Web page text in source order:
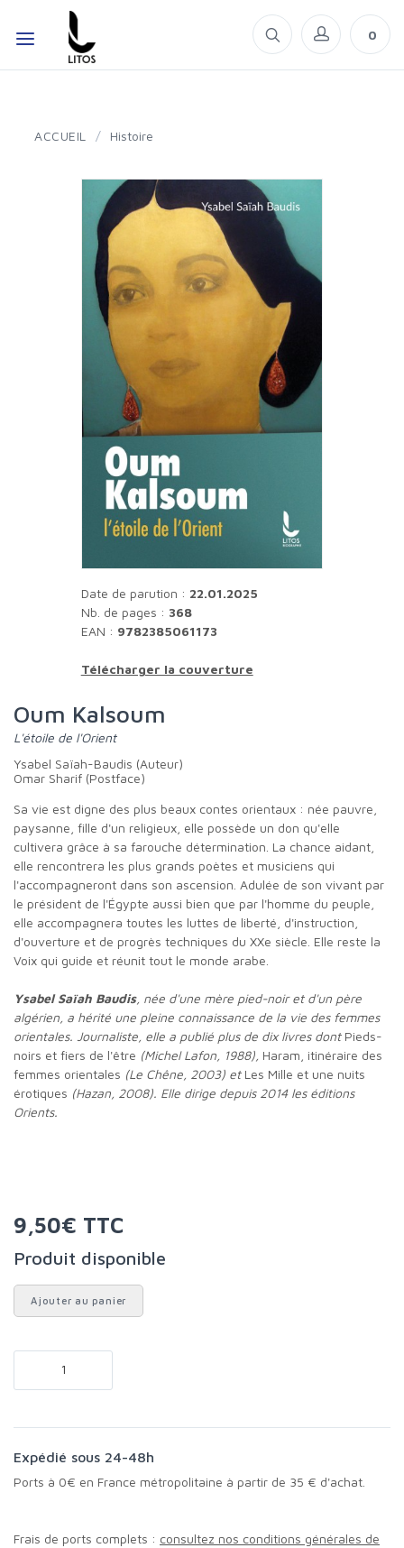
0
ACCUEIL / Histoire
Date de parution : 22.01.2025
Nb. de pages : 368
EAN : 9782385061173
Télécharger la couverture
Oum Kalsoum
L'étoile de l'Orient
Ysabel Saïah-Baudis (Auteur)
Omar Sharif (Postface)
Sa vie est digne des plus beaux contes orientaux : née pauvre,
paysanne, fille d'un religieux, elle possède un don qu'elle
cultivera grâce à sa farouche détermination. La chance aidant,
elle rencontrera les plus grands poètes et musiciens qui
l'accompagneront dans son ascension. Adulée de son vivant par
le président de l'Égypte aussi bien que par l'homme du peuple,
elle accompagnera toutes les luttes de liberté, d'instruction,
d'ouverture et de progrès techniques du XXe siècle. Elle reste la
Voix qui guide et réunit tout le monde arabe.
Ysabel Saïah Baudis, née d'une mère pied-noir et d'un père
algérien, a hérité une pleine connaissance de la vie des femmes
orientales. Journaliste, elle a publié plus de dix livres dont Pieds-
noirs et fiers de l'être (Michel Lafon, 1988), Haram, itinéraire des
femmes orientales (Le Chêne, 2003) et Les Mille et une nuits
érotiques (Hazan, 2008). Elle dirige depuis 2014 les éditions
Orients.
9,50€ TTC
Produit disponible
Ajouter au panier
Expédié sous 24-48h
Ports à 0€ en France métropolitaine à partir de 35 € d'achat.
Frais de ports complets : consultez nos conditions générales de